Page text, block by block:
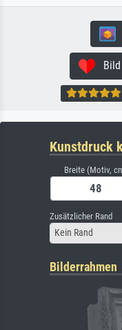
Bild
Kunstdruck
Breite (Motiv,
Zusätzlicher Rand
Kein Rand
Bilderrahmen